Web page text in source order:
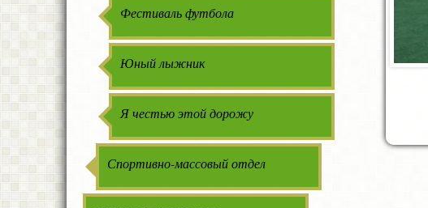
Фестиваль футбола
Юный лыжник
Я честью этой дорожу
Спортивно-массовый отдел